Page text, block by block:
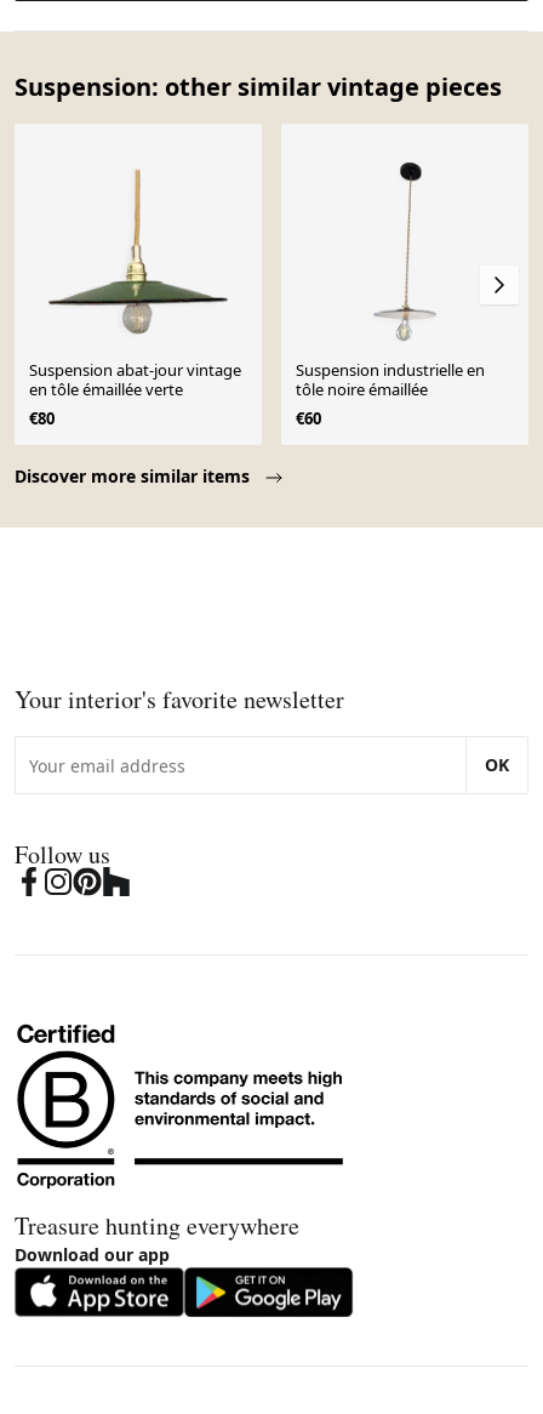
Suspension: other similar vintage pieces
Discover more similar items
Suspension abat-jour vintage
en tôle émaillée verte
€80
Suspension industrielle en
tôle noire émaillée
€60
Your interior's favorite newsletter
OK
Follow us
Treasure hunting everywhere
Download our app